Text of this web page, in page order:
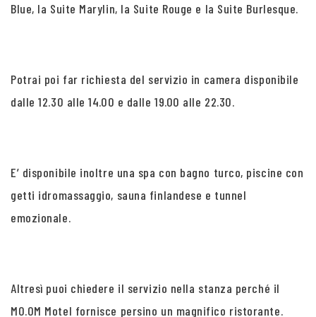
Blue, la Suite Marylin, la Suite Rouge e la Suite Burlesque.
Potrai poi far richiesta del servizio in camera disponibile
dalle 12.30 alle 14.00 e dalle 19.00 alle 22.30.
E’ disponibile inoltre una spa con bagno turco, piscine con
getti idromassaggio, sauna finlandese e tunnel
emozionale.
Altresì puoi chiedere il servizio nella stanza perché il
MO.OM Motel fornisce persino un magnifico ristorante.